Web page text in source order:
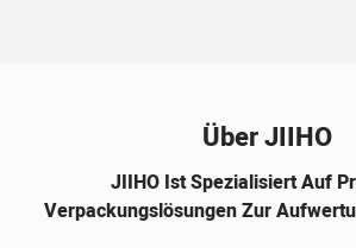
Über JIIHO
JIIHO Ist Spezialisiert Auf
Verpackungslösungen Zur